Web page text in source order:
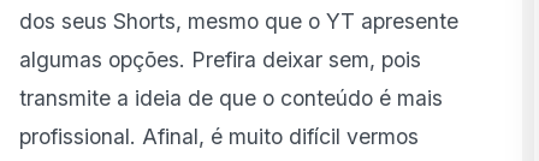
dos seus Shorts, mesmo que o YT apresente
algumas opções. Prefira deixar sem, pois
transmite a ideia de que o conteúdo é mais
profissional. Afinal, é muito difícil vermos